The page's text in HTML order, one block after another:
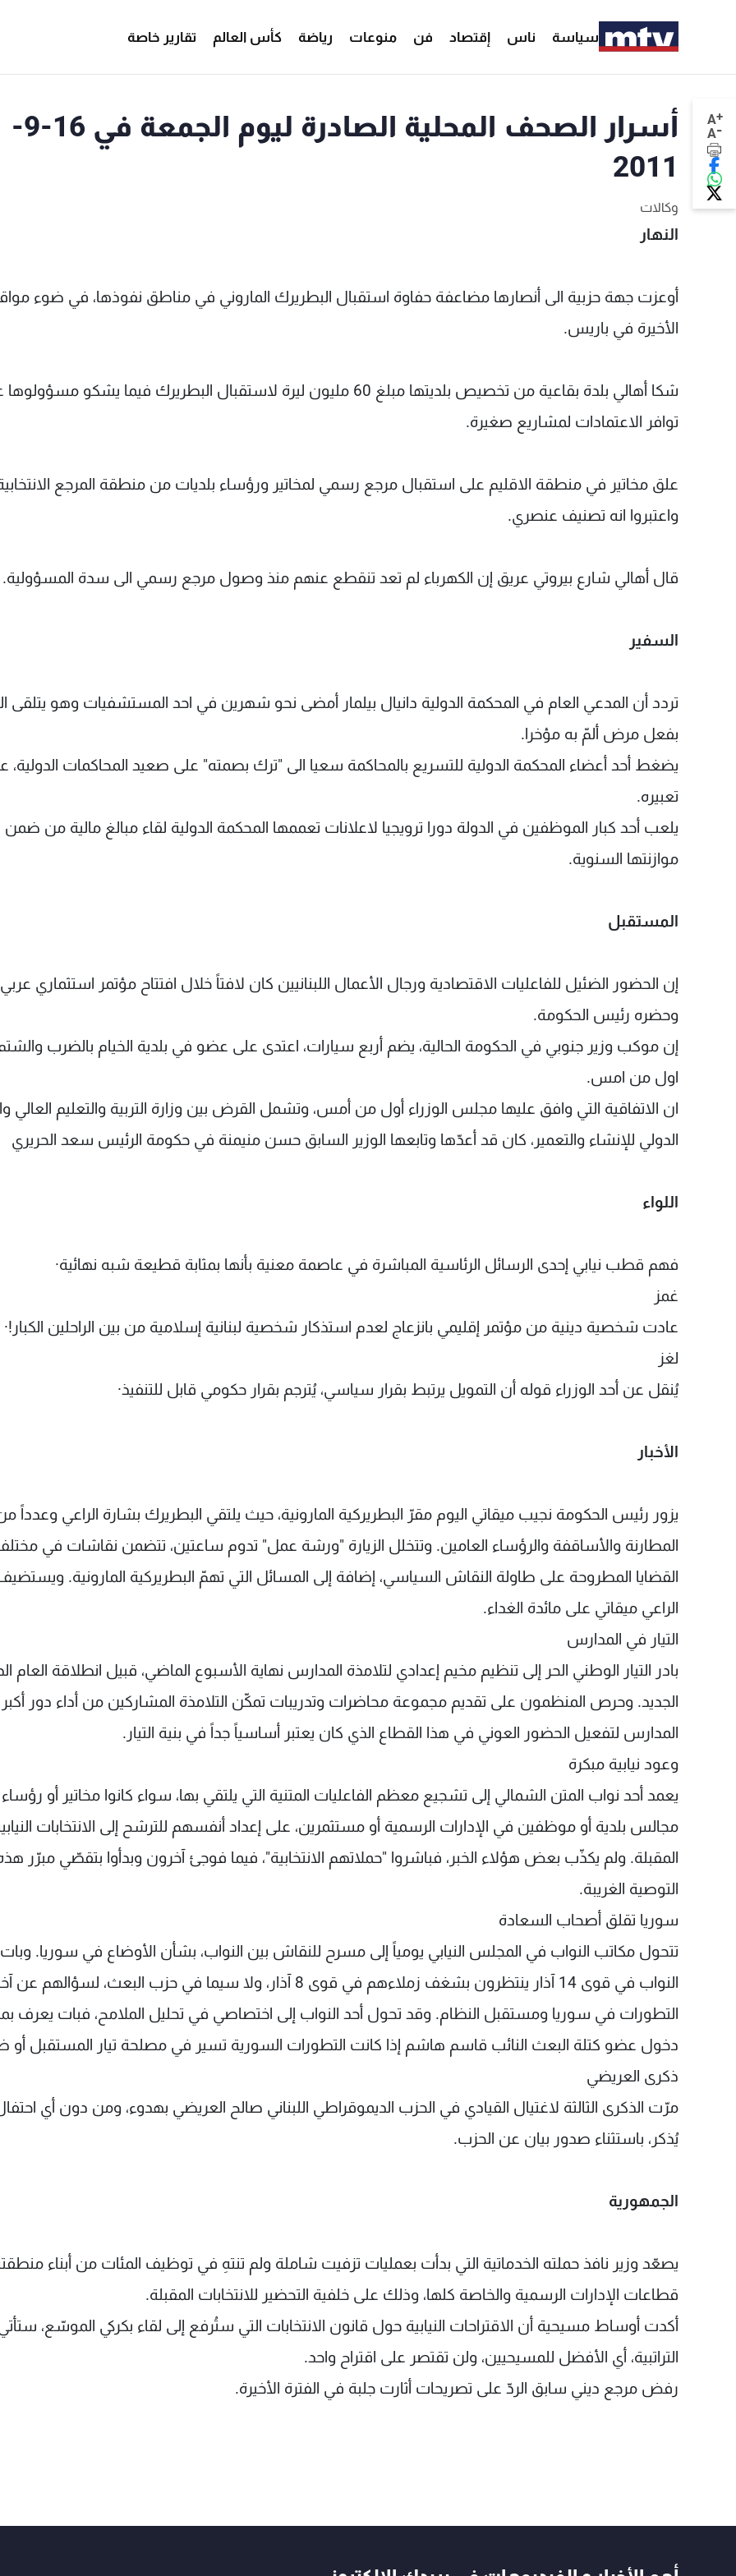
سياسة ناس إقتصاد فن منوعات رياضة كأس العالم تقارير خاصة
A+
A-
أسرار الصحف المحلية الصادرة ليوم الجمعة في 16-9-
2011
وكالات
النهار
أوعزت جهة حزبية الى أنصارها مضاعفة حفاوة استقبال البطريرك الماروني في مناطق نفوذها، في ضوء
الأخيرة في باريس.
شكا أهالي بلدة بقاعية من تخصيص بلديتها مبلغ 60 مليون ليرة لاستقبال البطريرك فيما يشكو
توافر الاعتمادات لمشاريع صغيرة.
علق مخاتير في منطقة الاقليم على استقبال مرجع رسمي لمخاتير ورؤساء بلديات من منطقة المرجع
واعتبروا انه تصنيف عنصري.
قال أهالي شارع بيروتي عريق إن الكهرباء لم تعد تنقطع عنهم منذ وصول مرجع رسمي الى سدة المسؤولية.
السفير
تردد أن المدعي العام في المحكمة الدولية دانيال بيلمار أمضى نحو شهرين في احد المستشفيات وهو يتلقى
بفعل مرض ألمّ به مؤخرا.
يضغط أحد أعضاء المحكمة الدولية للتسريع بالمحاكمة سعيا الى "ترك بصمته" على صعيد المحاكمات الدولية،
تعبيره.
يلعب أحد كبار الموظفين في الدولة دورا ترويجيا لاعلانات تعممها المحكمة الدولية لقاء مبالغ مالية من ضمن
موازنتها السنوية.
المستقبل
إن الحضور الضئيل للفاعليات الاقتصادية ورجال الأعمال اللبنانيين كان لافتاً خلال افتتاح مؤتمر استثماري
وحضره رئيس الحكومة.
إن موكب وزير جنوبي في الحكومة الحالية، يضم أربع سيارات، اعتدى على عضو في بلدية الخيام بالضرب
اول من امس.
ان الاتفاقية التي وافق عليها مجلس الوزراء أول من أمس، وتشمل القرض بين وزارة التربية والتعليم العالي
الدولي للإنشاء والتعمير، كان قد أعدّها وتابعها الوزير السابق حسن منيمنة في حكومة الرئيس سعد الحريري
اللواء
فهم قطب نيابي إحدى الرسائل الرئاسية المباشرة في عاصمة معنية بأنها بمثابة قطيعة شبه نهائية·
غمز
عادت شخصية دينية من مؤتمر إقليمي بانزعاج لعدم استذكار شخصية لبنانية إسلامية من بين الراحلين الكبار!·
لغز
يُنقل عن أحد الوزراء قوله أن التمويل يرتبط بقرار سياسي، يُترجم بقرار حكومي قابل للتنفيذ·
الأخبار
يزور رئيس الحكومة نجيب ميقاتي اليوم مقرّ البطريركية المارونية، حيث يلتقي البطريرك بشارة الراعي وعدداً
المطارنة والأساقفة والرؤساء العامين. وتتخلل الزيارة "ورشة عمل" تدوم ساعتين، تتضمن نقاشات في
القضايا المطروحة على طاولة النقاش السياسي، إضافة إلى المسائل التي تهمّ البطريركية المارونية.
الراعي ميقاتي على مائدة الغداء.
التيار في المدارس
بادر التيار الوطني الحر إلى تنظيم مخيم إعدادي لتلامذة المدارس نهاية الأسبوع الماضي، قبيل انطلاقة العام
الجديد. وحرص المنظمون على تقديم مجموعة محاضرات وتدريبات تمكّن التلامذة المشاركين من أداء دور
المدارس لتفعيل الحضور العوني في هذا القطاع الذي كان يعتبر أساسياً جداً في بنية التيار.
وعود نيابية مبكرة
يعمد أحد نواب المتن الشمالي إلى تشجيع معظم الفاعليات المتنية التي يلتقي بها، سواء كانوا مخاتير أو رؤساء
مجالس بلدية أو موظفين في الإدارات الرسمية أو مستثمرين، على إعداد أنفسهم للترشح إلى الانتخابات
المقبلة. ولم يكذّب بعض هؤلاء الخبر، فباشروا "حملاتهم الانتخابية"، فيما فوجئ آخرون وبدأوا بتقصّي مبرّر
التوصية الغريبة.
سوريا تقلق أصحاب السعادة
تتحول مكاتب النواب في المجلس النيابي يومياً إلى مسرح للنقاش بين النواب، بشأن الأوضاع في سوريا. وبات
النواب في قوى 14 آذار ينتظرون بشغف زملاءهم في قوى 8 آذار، ولا سيما في حزب البعث، لسؤالهم عن
التطورات في سوريا ومستقبل النظام. وقد تحول أحد النواب إلى اختصاصي في تحليل الملامح، فبات يعرف
دخول عضو كتلة البعث النائب قاسم هاشم إذا كانت التطورات السورية تسير في مصلحة تيار المستقبل أو
ذكرى العريضي
مرّت الذكرى الثالثة لاغتيال القيادي في الحزب الديموقراطي اللبناني صالح العريضي بهدوء، ومن دون أي
يُذكر، باستثناء صدور بيان عن الحزب.
الجمهورية
يصعّد وزير نافذ حملته الخدماتية التي بدأت بعمليات تزفيت شاملة ولم تنتهِ في توظيف المئات من أبناء
قطاعات الإدارات الرسمية والخاصة كلها، وذلك على خلفية التحضير للانتخابات المقبلة.
أكدت أوساط مسيحية أن الاقتراحات النيابية حول قانون الانتخابات التي ستُرفع إلى لقاء بكركي الموسّع،
التراتبية، أي الأفضل للمسيحيين، ولن تقتصر على اقتراح واحد.
رفض مرجع ديني سابق الردّ على تصريحات أثارت جلبة في الفترة الأخيرة.